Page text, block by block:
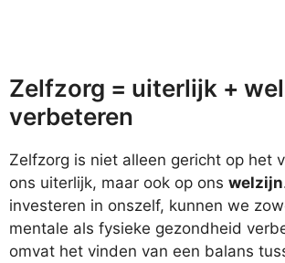
Zelfzorg = uiterlijk +
verbeteren
Zelfzorg is niet alleen gericht op het
ons uiterlijk, maar ook op ons welzijn
investeren in onszelf, kunnen we
mentale als fysieke gezondheid
omvat het vinden van een balans